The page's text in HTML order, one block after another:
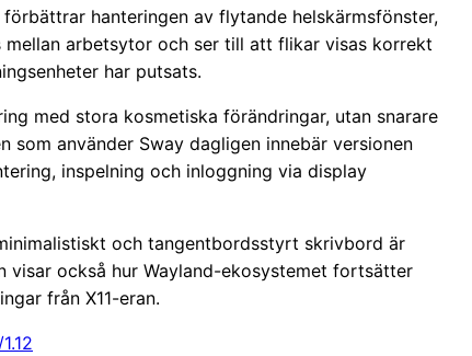
hanteringen av flytande helskärmsfönster,
arbetsytor och ser till att flikar visas korrekt
har putsats.
med stora kosmetiska förändringar, utan snarare
använder Sway dagligen innebär versionen
inspelning och inloggning via display
och tangentbordsstyrt skrivbord är
visar också hur Wayland-ekosystemet fortsätter
från X11-eran.